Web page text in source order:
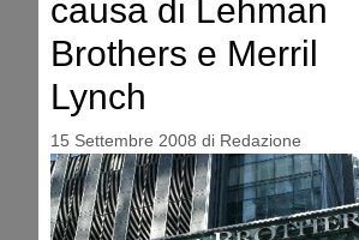
causa di Lehman
Brothers e Merril
Lynch
15 Settembre 2008 di Redazione